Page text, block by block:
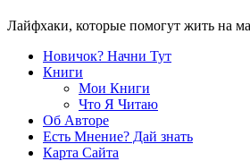
Лайфхаки, которые помогут жить на
Новичок? Начни Тут
Книги
Мои Книги
Что Я Читаю
Об Авторе
Есть Мнение? Дай знать
Карта Сайта